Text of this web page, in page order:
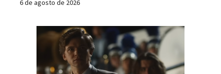
6 de agosto de 2026